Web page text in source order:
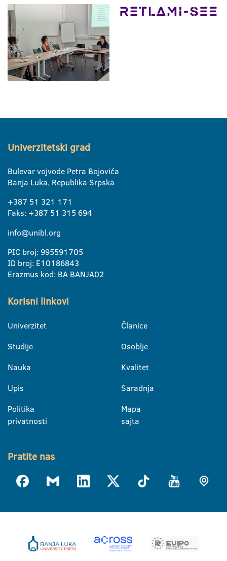
Univerzitetski grad
Bulevar vojvode Petra Bojovića
Banja Luka, Republika Srpska
+387 51 321 171
Faks: +387 51 315 694
info@unibl.org
PIC broj: 995591705
ID broj: E10186843
Erazmus kod: BA BANJA02
Korisni linkovi
Univerzitet
Studije
Nauka
Upis
Politika
privatnosti
Članice
Osoblje
Kvalitet
Saradnja
Mapa
sajta
Pratite nas